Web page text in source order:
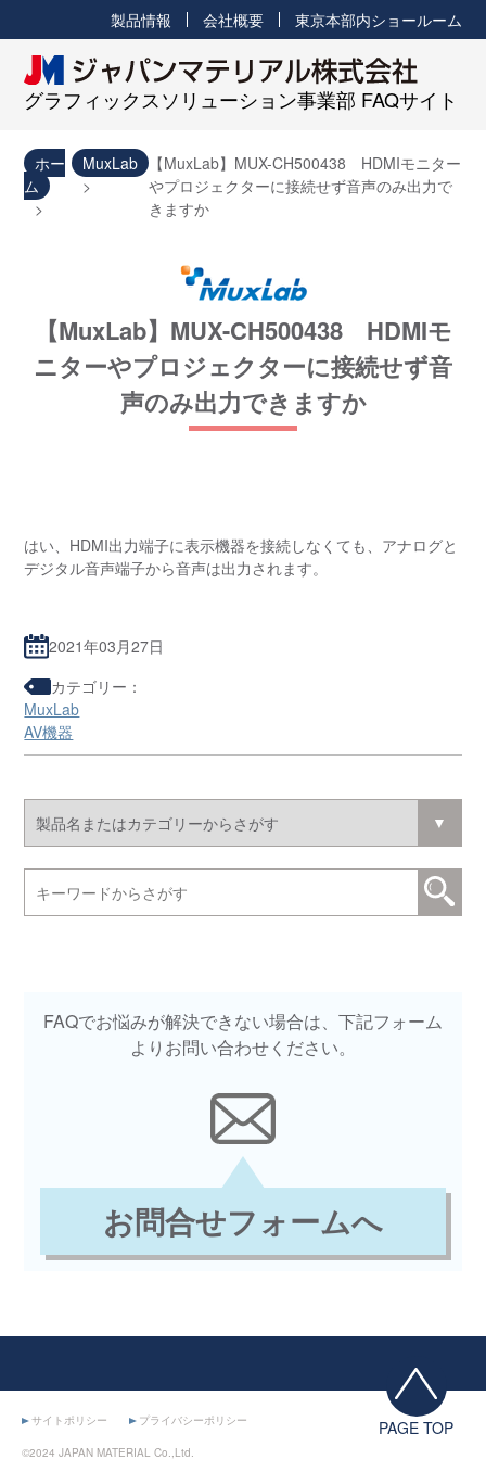
グラフィックスソリューション事業部 FAQサイト
製品情報 会社概要 東京本部内ショールーム
ホー
ム
MuxLab 【MuxLab】MUX-CH500438 HDMIモニター
やプロジェクターに接続せず音声のみ出力で
きますか
【MuxLab】MUX-CH500438 HDMIモ
ニターやプロジェクターに接続せず音
声のみ出力できますか
はい、HDMI出力端子に表示機器を接続しなくても、アナログと
デジタル音声端子から音声は出力されます。
2021年03月27日
カテゴリー：
MuxLab
AV機器
FAQでお悩みが解決できない場合は、下記フォーム
よりお問い合わせください。
お問合せフォームへ
PAGE TOP
©2024 JAPAN MATERIAL Co.,Ltd.
サイトポリシー プライバシーポリシー